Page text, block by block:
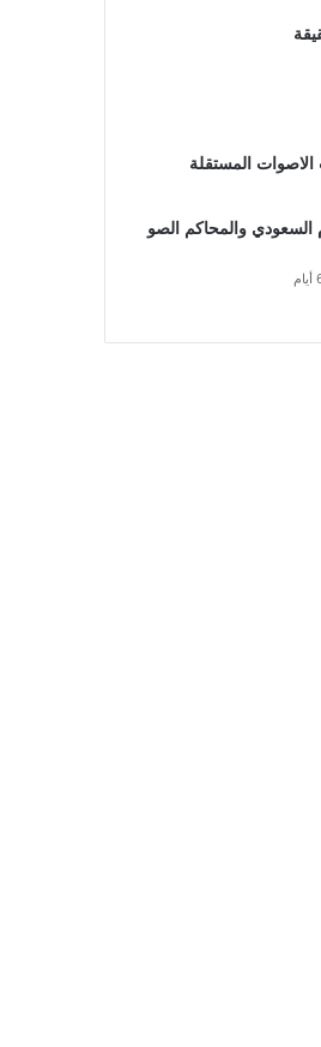
المستقلة
السعودي والمحاكم الصو